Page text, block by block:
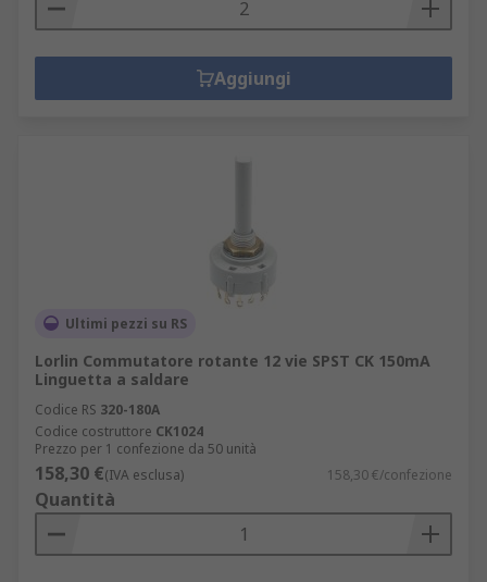
Aggiungi
Ultimi pezzi su RS
Lorlin Commutatore rotante 12 vie SPST CK 150mA
Linguetta a saldare
Codice RS 320-180A
Codice costruttore CK1024
Prezzo per 1 confezione da 50 unità
158,30 €(IVA esclusa) 158,30 €/confezione
Quantità